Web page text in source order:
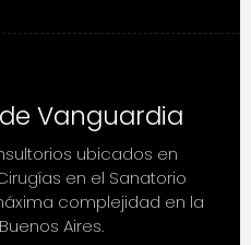
Vanguardia
ubicados en
en el Sanatorio
complejidad en la
Aires.